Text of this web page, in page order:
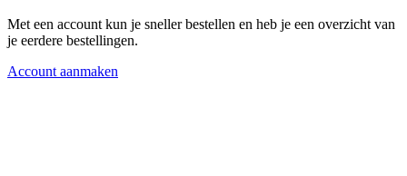
Met een account kun je sneller bestellen en heb je een overzicht van
je eerdere bestellingen.
Account aanmaken